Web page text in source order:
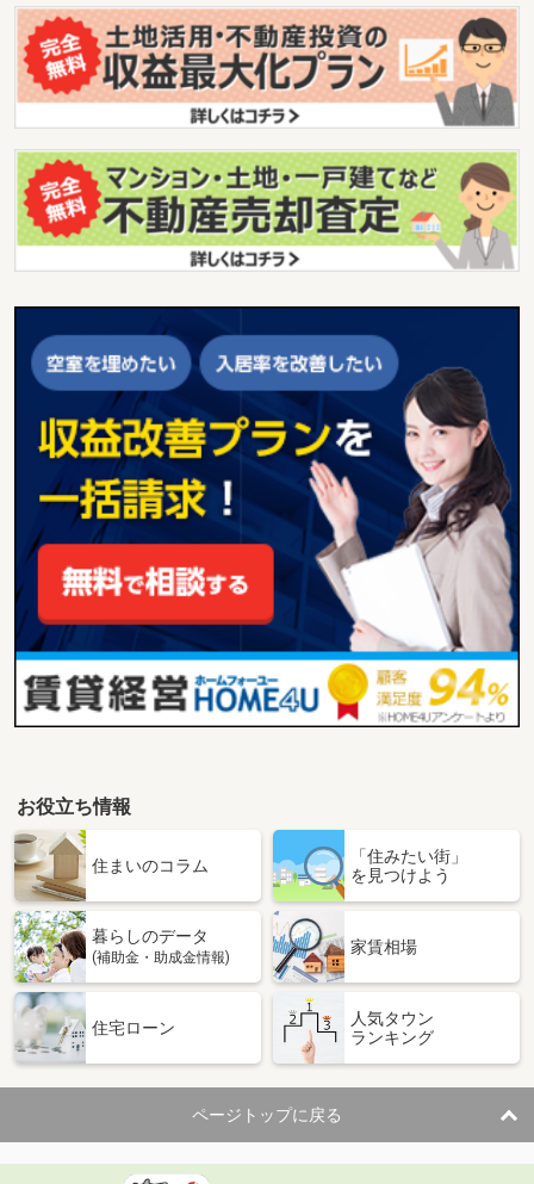
お役立ち情報
住まいのコラム
「住みたい街」
を見つけよう
暮らしのデータ
(補助金・助成金情報)
家賃相場
住宅ローン
人気タウン
ランキング
ページトップに戻る